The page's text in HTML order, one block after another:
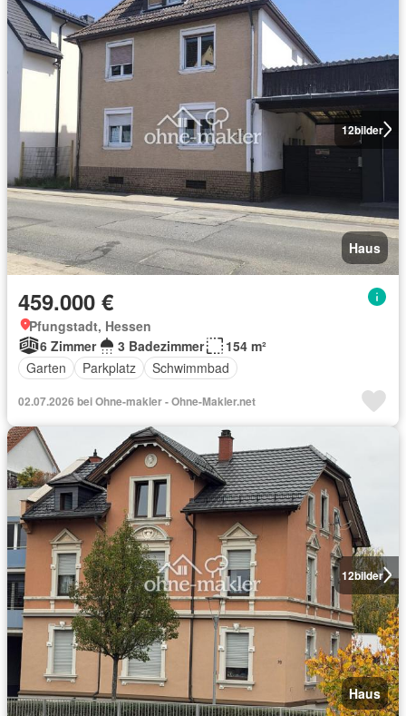
12bilder
Haus
459.000 €
Pfungstadt, Hessen
6 Zimmer
3 Badezimmer
154 m²
Garten
Parkplatz Schwimmbad
02.07.2026 bei Ohne-makler - Ohne-Makler.net
12bilder
Haus